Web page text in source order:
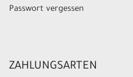
Passwort vergessen
ZAHLUNGSARTEN